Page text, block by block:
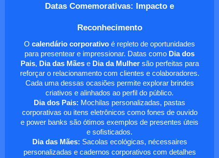
Datas Comemorativas: Impacto e
Reconhecimento
O calendário corporativo é repleto de oportunidades
para presentear e impressionar. Datas como Dia dos
Pais, Dia das Mãese Dia da Mulhersão perfeitas para
reforçar o relacionamento com clientes e colaboradores.
Cada uma dessas ocasiões permite explorar brindes
criativos e alinhados ao perfil do público.
Dia dos Pais: Mochilas personalizadas, pastas
corporativas ou itens eletrônicos como fones de ouvido
e power banks são ótimos exemplos de presentes úteis
e sofisticados.
Dia das Mães: Sacolas ecológicas, nécessaires
personalizadas e cadernos corporativos com detalhes